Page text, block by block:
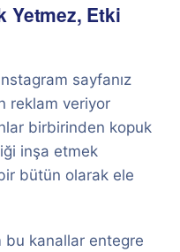
Yetmez, Etki
sayfanız
reklam veriyor
birbirinden kopuk
inşa etmek
bütün olarak ele
bu kanallar entegre